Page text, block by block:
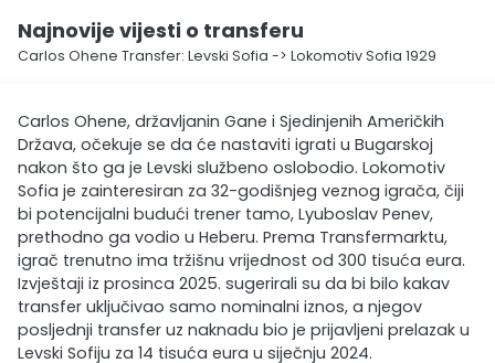
Najnovije vijesti o transferu
Carlos Ohene Transfer: Levski Sofia -> Lokomotiv Sofia 1929
Carlos Ohene, državljanin Gane i Sjedinjenih Američkih
Država, očekuje se da će nastaviti igrati u Bugarskoj
nakon što ga je Levski službeno oslobodio. Lokomotiv
Sofia je zainteresiran za 32-godišnjeg veznog igrača, čiji
bi potencijalni budući trener tamo, Lyuboslav Penev,
prethodno ga vodio u Heberu. Prema Transfermarktu,
igrač trenutno ima tržišnu vrijednost od 300 tisuća eura.
Izvještaji iz prosinca 2025. sugerirali su da bi bilo kakav
transfer uključivao samo nominalni iznos, a njegov
posljednji transfer uz naknadu bio je prijavljeni prelazak u
Levski Sofiju za 14 tisuća eura u siječnju 2024.